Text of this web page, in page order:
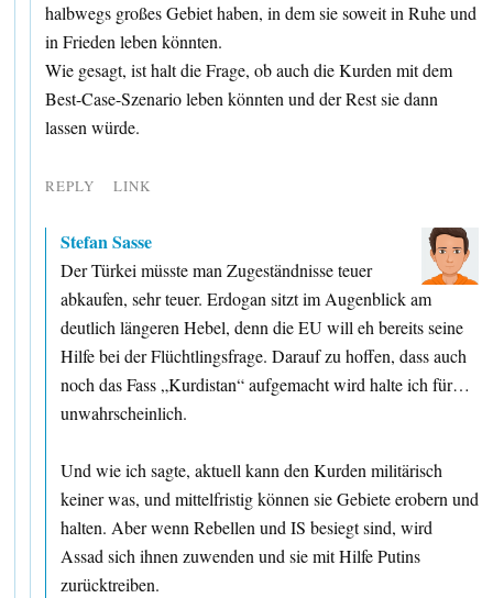
halbwegs großes Gebiet haben, in dem sie soweit in Ruhe und
in Frieden leben könnten.
Wie gesagt, ist halt die Frage, ob auch die Kurden mit dem
Best-Case-Szenario leben könnten und der Rest sie dann
lassen würde.
REPLY LINK
Stefan Sasse
Der Türkei müsste man Zugeständnisse teuer
abkaufen, sehr teuer. Erdogan sitzt im Augenblick am
deutlich längeren Hebel, denn die EU will eh bereits seine
Hilfe bei der Flüchtlingsfrage. Darauf zu hoffen, dass auch
noch das Fass „Kurdistan“ aufgemacht wird halte ich für…
unwahrscheinlich.
Und wie ich sagte, aktuell kann den Kurden militärisch
keiner was, und mittelfristig können sie Gebiete erobern und
halten. Aber wenn Rebellen und IS besiegt sind, wird
Assad sich ihnen zuwenden und sie mit Hilfe Putins
zurücktreiben.